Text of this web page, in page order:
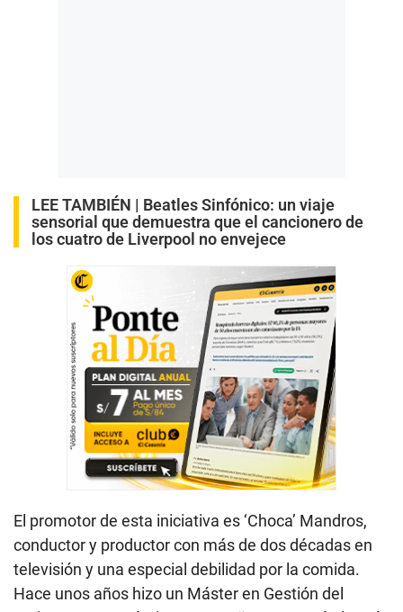
LEE TAMBIÉN | Beatles Sinfónico: un viaje
sensorial que demuestra que el cancionero de
los cuatro de Liverpool no envejece
El promotor de esta iniciativa es ‘Choca’ Mandros,
conductor y productor con más de dos décadas en
televisión y una especial debilidad por la comida.
Hace unos años hizo un Máster en Gestión del